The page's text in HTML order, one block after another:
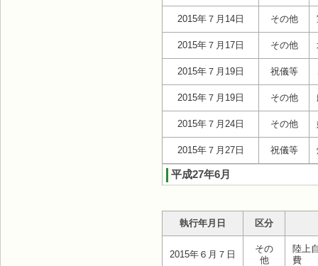
2015年７月14日 その他
2015年７月17日 その他
2015年７月19日 祝儀等
2015年７月19日 その他
2015年７月24日 その他
2015年７月27日 祝儀等
平成27年6月
執行年月日 区分
2015年６月７日
その
他
陸上
費